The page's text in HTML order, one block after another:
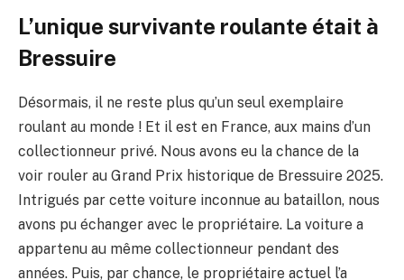
L’unique survivante roulante était à
Bressuire
Désormais, il ne reste plus qu’un seul exemplaire
roulant au monde ! Et il est en France, aux mains d’un
collectionneur privé. Nous avons eu la chance de la
voir rouler au Grand Prix historique de Bressuire 2025.
Intrigués par cette voiture inconnue au bataillon, nous
avons pu échanger avec le propriétaire. La voiture a
appartenu au même collectionneur pendant des
années. Puis, par chance, le propriétaire actuel l’a